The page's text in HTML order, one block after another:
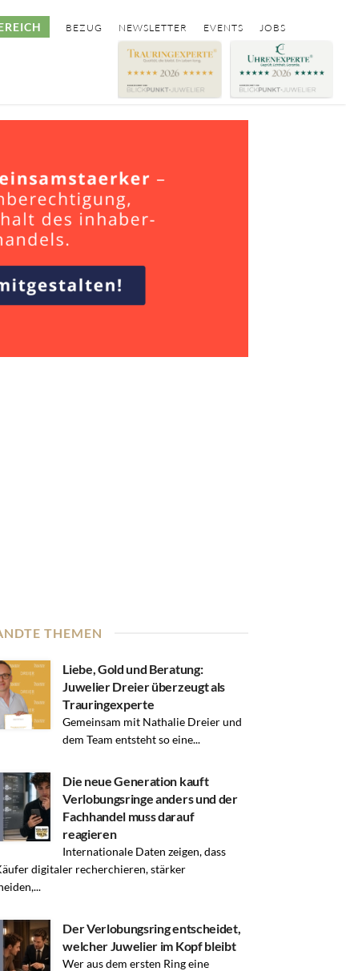
BEZUG NEWSLETTER EVENTS JOBS
THEMEN
Liebe, Gold und Beratung:
Juwelier Dreier überzeugt als
Trauringexperte
Gemeinsam mit Nathalie Dreier und
dem Team entsteht so eine...
Die neue Generation kauft
Verlobungsringe anders und der
Fachhandel muss darauf
reagieren
Internationale Daten zeigen, dass
digitaler recherchieren, stärker
Der Verlobungsring entscheidet,
welcher Juwelier im Kopf bleibt
Wer aus dem ersten Ring eine